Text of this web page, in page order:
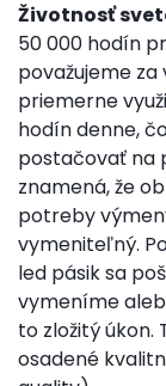
Životnosť
50 000 hodín
považujeme
priemerne
hodín denne,
postačovať na
znamená, že
potreby
vymeniteľný.
led pásik sa
vymeníme
to zložitý úkon.
osadené